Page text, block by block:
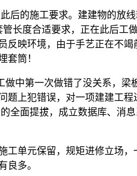
的施工要求。建建物的放
长度合适要求，正在此后工
映环境，由于手艺正在不
套筒！
中第一次做错了没关系，梁
上犯错误，对一项建建工
全面提拔，成立数据库、消
单元保留，规矩进修立场，
良多。